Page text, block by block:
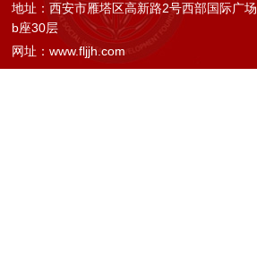
地址：西安市雁塔区高新路2号西部国际广场
b座30层
网址：www.fljjh.com